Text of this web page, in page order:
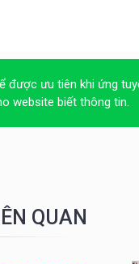
được ưu tiên khi ứng
website biết thông tin.
QUAN